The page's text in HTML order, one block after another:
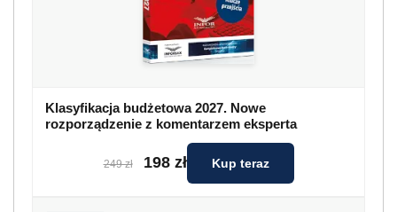
Klasyfikacja budżetowa 2027. Nowe
rozporządzenie z komentarzem eksperta
249 zł 198 zł Kup teraz